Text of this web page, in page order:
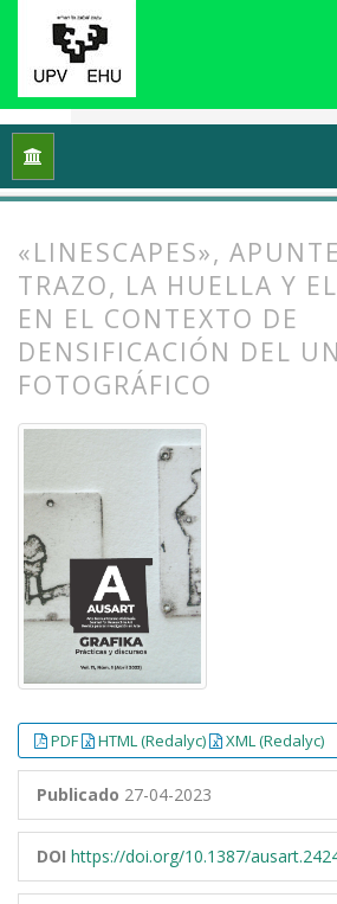
Inicio Vol. 11 Núm. 1
«LINESCAPES»,
TRAZO, LA HUELLA Y
EN EL CONTEXTO DE
DENSIFICACIÓN DEL
FOTOGRÁFICO
PDF HTML (Redalyc) XML (Redalyc)
Publicado 27-04-2023
DOI https://doi.org/10.1387/